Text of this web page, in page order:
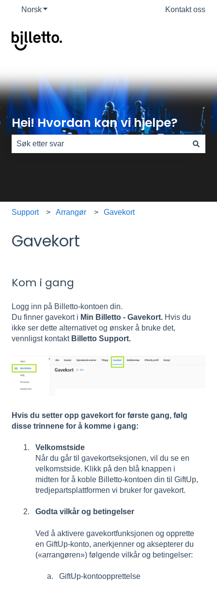
NorskVis undermeny for oversettelser Kontakt oss
Hei! Hvordan kan vi hjelpe?
Support Arrangør Gavekort
Gavekort
Kom i gang
Logg inn på Billetto-kontoen din.
Du finner gavekort i Min Billetto - Gavekort. Hvis du
ikke ser dette alternativet og ønsker å bruke det,
vennligst kontakt Billetto Support.
Hvis du setter opp gavekort for første gang, følg
disse trinnene for å komme i gang:
Velkomstside
Når du går til gavekortseksjonen, vil du se en
velkomstside. Klikk på den blå knappen i
midten for å koble Billetto-kontoen din til GiftUp,
tredjepartsplattformen vi bruker for gavekort.
Godta vilkår og betingelser
Ved å aktivere gavekortfunksjonen og opprette
en GiftUp-konto, anerkjenner og aksepterer du
(«arrangøren») følgende vilkår og betingelser:
GiftUp-kontoopprettelse